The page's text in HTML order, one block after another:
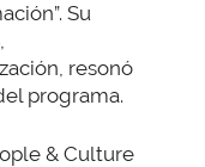
Su
resonó
programa.
& Culture